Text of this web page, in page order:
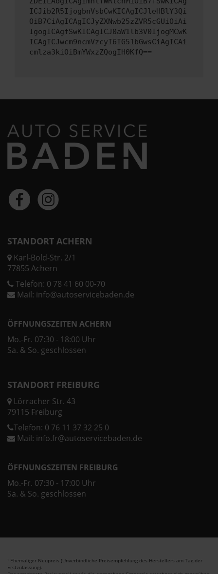
ICJib2R5IjogbnVsbCwKICAgICJleHBlY3Qi
OiB7CiAgICAgICJyZXNwb25zZVR5cGUiOiAi
IgogICAgfSwKICAgICJ0aW1lb3V0IjogMCwK
ICAgICJwcm9ncmVzcyI6IG51bGwsCiAgICAi
cmlza3kiOiBmYWxzZQogIH0KfQ==
STANDORT ACHERN
Karl-Bold-Str. 2/1
77855 Achern
Telefon: 0 78 41 60 00-70
Mail: info@autoservicebaden.de
ÖFFNUNGSZEITEN ACHERN
Mo.-Fr. 07:30 - 18:00 Uhr
Sa. & So. geschlossen
STANDORT FREIBURG
Lörracher Str. 43
79115 Freiburg
Telefon: 0 76 11 37 32 25 0
Mail: info.fr@autoservicebaden.de
ÖFFNUNGSZEITEN FREIBURG
Mo.-Fr. 07:30 - 17:00 Uhr
Sa. & So. geschlossen
1 Ehemaliger Neupreis (Unverbindliche Preisempfehlung des Herstellers am Tag der
Erstzulassung).